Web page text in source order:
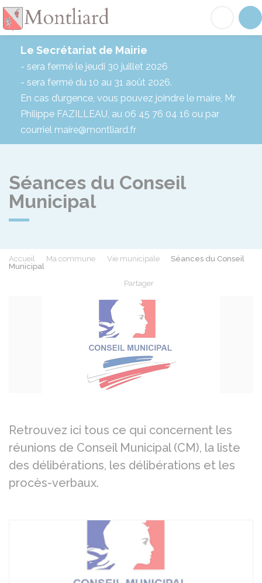
Le Secrétariat de Mairie
- sera fermé le jeudi 30 juillet 2026
- sera fermé du 10 au 31 août 2026.
En cas d’urgence, vous pouvez joindre le maire, Mr
Philippe FAZILLEAU, au 06 45 76 04 16 ou par
courriel maire@montliard.fr
Séances du Conseil
Municipal
Accueil Ma commune Vie municipale
Séances du Conseil
Municipal
Partager
Retrouvez ici tous ce qui concernent les
réunions de Conseil Municipal (CM), la liste
des délibérations, les délibérations et les
procès-verbaux.